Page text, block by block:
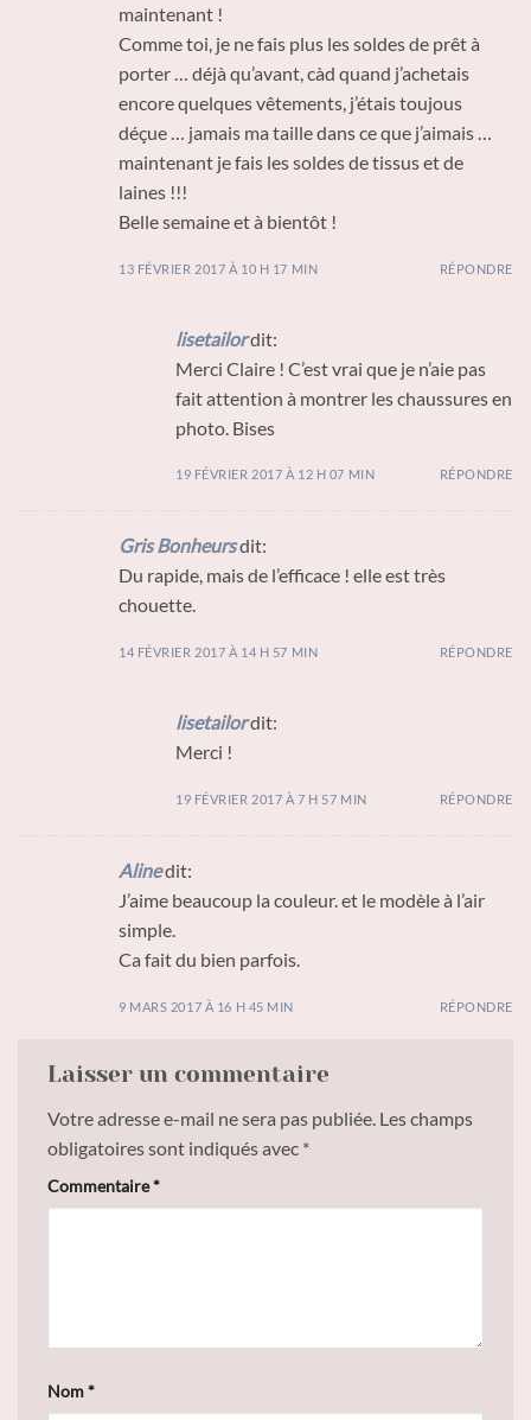
maintenant !
Comme toi, je ne fais plus les soldes de prêt à
porter … déjà qu’avant, càd quand j’achetais
encore quelques vêtements, j’étais toujous
déçue … jamais ma taille dans ce que j’aimais …
maintenant je fais les soldes de tissus et de
laines !!!
Belle semaine et à bientôt !
13 FÉVRIER 2017 À 10 H 17 MIN RÉPONDRE
lisetailordit:
Merci Claire ! C’est vrai que je n’aie pas
fait attention à montrer les chaussures en
photo. Bises
19 FÉVRIER 2017 À 12 H 07 MIN RÉPONDRE
Gris Bonheursdit:
Du rapide, mais de l’efficace ! elle est très
chouette.
14 FÉVRIER 2017 À 14 H 57 MIN RÉPONDRE
lisetailordit:
Merci !
19 FÉVRIER 2017 À 7 H 57 MIN RÉPONDRE
Alinedit:
J’aime beaucoup la couleur. et le modèle à l’air
simple.
Ca fait du bien parfois.
9 MARS 2017 À 16 H 45 MIN RÉPONDRE
Laisser un commentaire
Votre adresse e-mail ne sera pas publiée. Les champs
obligatoires sont indiqués avec *
Commentaire*
Nom*